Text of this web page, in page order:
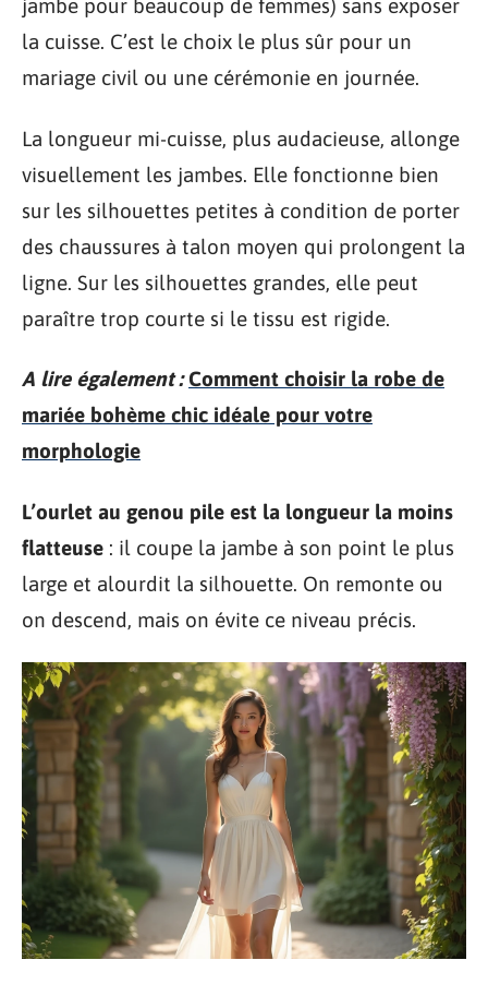
jambe pour beaucoup de femmes) sans exposer
la cuisse. C’est le choix le plus sûr pour un
mariage civil ou une cérémonie en journée.
La longueur mi-cuisse, plus audacieuse, allonge
visuellement les jambes. Elle fonctionne bien
sur les silhouettes petites à condition de porter
des chaussures à talon moyen qui prolongent la
ligne. Sur les silhouettes grandes, elle peut
paraître trop courte si le tissu est rigide.
A lire également : Comment choisir la robe de
mariée bohème chic idéale pour votre
morphologie
L’ourlet au genou pile est la longueur la moins
flatteuse : il coupe la jambe à son point le plus
large et alourdit la silhouette. On remonte ou
on descend, mais on évite ce niveau précis.